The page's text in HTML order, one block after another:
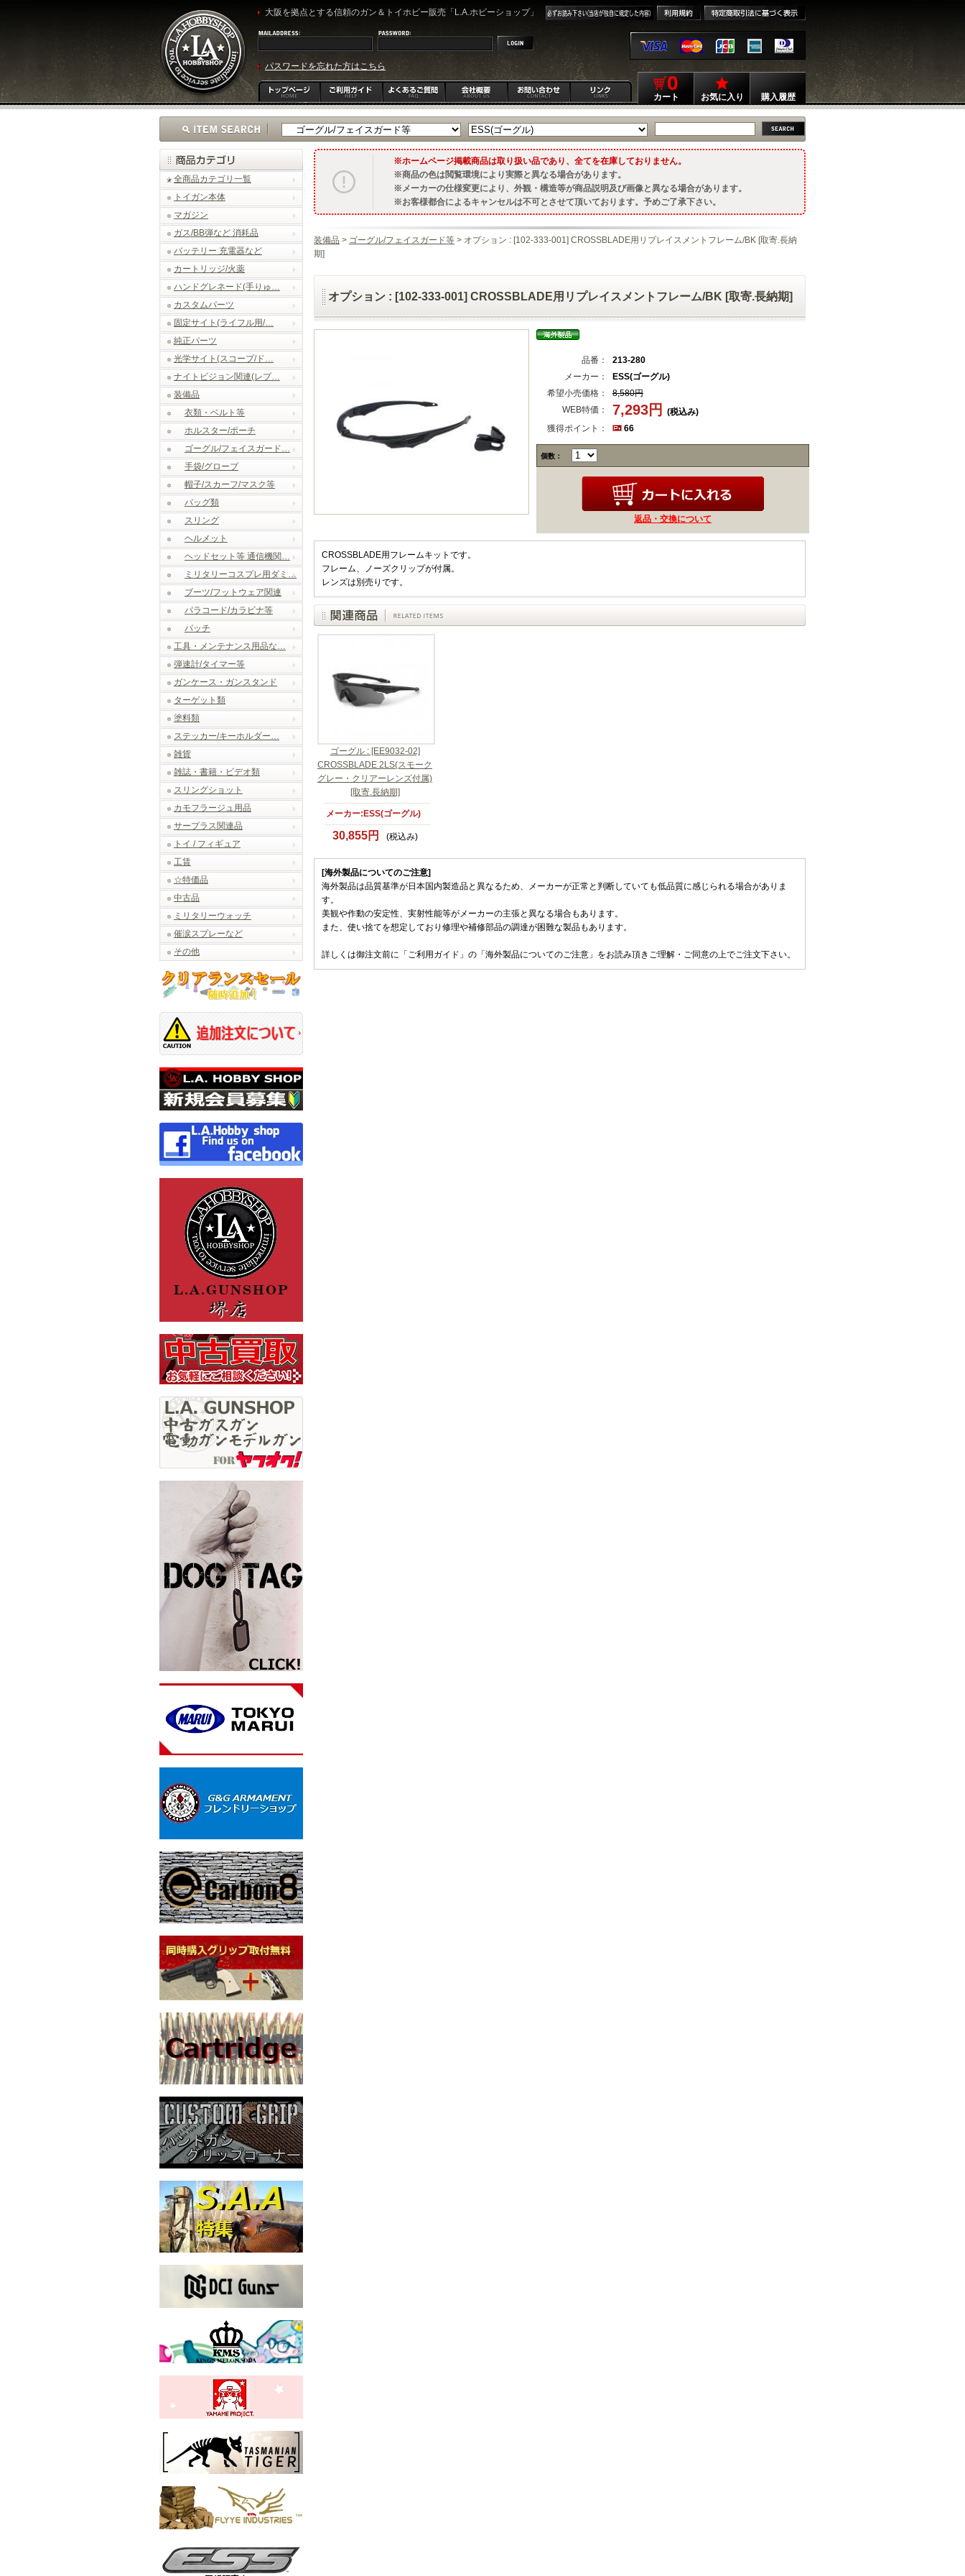
大阪を拠点とする信頼のガン＆トイホビー販売「L.A.ホビーショップ」
パスワードを忘れた方はこちら
0
カート お気に入り 購入履歴
全商品カテゴリ一覧
トイガン本体
マガジン
ガス/BB弾など 消耗品
バッテリー 充電器など
カートリッジ/火薬
ハンドグレネード(手りゅ…
カスタムパーツ
固定サイト(ライフル用/…
純正パーツ
光学サイト(スコープ/ド…
ナイトビジョン関連(レプ…
装備品
衣類・ベルト等
ホルスター/ポーチ
ゴーグル/フェイスガード…
手袋/グローブ
帽子/スカーフ/マスク等
バッグ類
スリング
ヘルメット
ヘッドセット等 通信機関…
ミリタリーコスプレ用ダミ…
ブーツ/フットウェア関連
パラコード/カラビナ等
パッチ
工具・メンテナンス用品な…
弾速計/タイマー等
ガンケース・ガンスタンド
ターゲット類
塗料類
ステッカー/キーホルダー…
雑貨
雑誌・書籍・ビデオ類
スリングショット
カモフラージュ用品
サープラス関連品
トイ / フィギュア
工賃
☆特価品
中古品
ミリタリーウォッチ
催涙スプレーなど
その他
ホームページ掲載商品は取り扱い品であり、全てを在庫しておりません。
商品の色は閲覧環境により実際と異なる場合があります。
メーカーの仕様変更により、外観・構造等が商品説明及び画像と異なる場合があります。
お客様都合によるキャンセルは不可とさせて頂いております。予めご了承下さい。
装備品 > ゴーグル/フェイスガード等 > オプション : [102-333-001] CROSSBLADE用リプレイスメントフレーム/BK [取寄.長納
期]
オプション : [102-333-001] CROSSBLADE用リプレイスメントフレーム/BK [取寄.長納期]
品番：
213-280
メーカー：
ESS(ゴーグル)
希望小売価格：
8,580円
WEB特価：
7,293円
(税込み)
獲得ポイント：
66
個数：
返品・交換について
CROSSBLADE用フレームキットです。
フレーム、ノーズクリップが付属。
レンズは別売りです。
ゴーグル : [EE9032-02]
CROSSBLADE 2LS(スモーク
グレー・クリアーレンズ付属)
[取寄.長納期]
メーカー:ESS(ゴーグル)
30,855円 (税込み)
[海外製品についてのご注意]
海外製品は品質基準が日本国内製造品と異なるため、メーカーが正常と判断していても低品質に感じられる場合がありま
す。
美観や作動の安定性、実射性能等がメーカーの主張と異なる場合もあります。
また、使い捨てを想定しており修理や補修部品の調達が困難な製品もあります。
詳しくは御注文前に「ご利用ガイド」の「海外製品についてのご注意」をお読み頂きご理解・ご同意の上でご注文下さい。